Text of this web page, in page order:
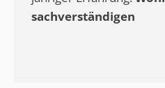
sachverständigen